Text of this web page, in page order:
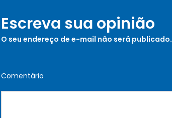
Escreva sua opinião
O seu endereço de e-mail não será publicado.
Comentário